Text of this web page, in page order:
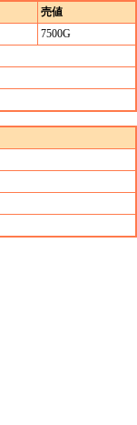
売値
7500G